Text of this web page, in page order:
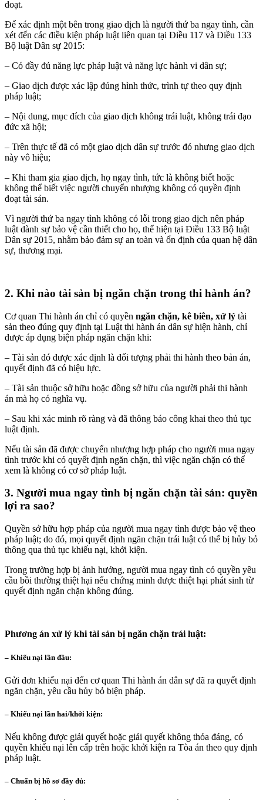
đoạt.
Để xác định một bên trong giao dịch là người thứ ba ngay tình, cần
xét đến các điều kiện pháp luật liên quan tại Điều 117 và Điều 133
Bộ luật Dân sự 2015:
– Có đầy đủ năng lực pháp luật và năng lực hành vi dân sự;
– Giao dịch được xác lập đúng hình thức, trình tự theo quy định
pháp luật;
– Nội dung, mục đích của giao dịch không trái luật, không trái đạo
đức xã hội;
– Trên thực tế đã có một giao dịch dân sự trước đó nhưng giao dịch
này vô hiệu;
– Khi tham gia giao dịch, họ ngay tình, tức là không biết hoặc
không thể biết việc người chuyển nhượng không có quyền định
đoạt tài sản.
Vì người thứ ba ngay tình không có lỗi trong giao dịch nên pháp
luật dành sự bảo vệ cần thiết cho họ, thể hiện tại Điều 133 Bộ luật
Dân sự 2015, nhằm bảo đảm sự an toàn và ổn định của quan hệ dân
sự, thương mại.
2. Khi nào tài sản bị ngăn chặn trong thi hành án?
Cơ quan Thi hành án chỉ có quyền ngăn chặn, kê biên, xử lý tài
sản theo đúng quy định tại Luật thi hành án dân sự hiện hành, chỉ
được áp dụng biện pháp ngăn chặn khi:
– Tài sản đó được xác định là đối tượng phải thi hành theo bản án,
quyết định đã có hiệu lực.
– Tài sản thuộc sở hữu hoặc đồng sở hữu của người phải thi hành
án mà họ có nghĩa vụ.
– Sau khi xác minh rõ ràng và đã thông báo công khai theo thủ tục
luật định.
Nếu tài sản đã được chuyển nhượng hợp pháp cho người mua ngay
tình trước khi có quyết định ngăn chặn, thì việc ngăn chặn có thể
xem là không có cơ sở pháp luật.
3. Người mua ngay tình bị ngăn chặn tài sản: quyền
lợi ra sao?
Quyền sở hữu hợp pháp của người mua ngay tình được bảo vệ theo
pháp luật; do đó, mọi quyết định ngăn chặn trái luật có thể bị hủy bỏ
thông qua thủ tục khiếu nại, khởi kiện.
Trong trường hợp bị ảnh hưởng, người mua ngay tình có quyền yêu
cầu bồi thường thiệt hại nếu chứng minh được thiệt hại phát sinh từ
quyết định ngăn chặn không đúng.
Phương án xử lý khi tài sản bị ngăn chặn trái luật:
– Khiếu nại lần đầu:
Gửi đơn khiếu nại đến cơ quan Thi hành án dân sự đã ra quyết định
ngăn chặn, yêu cầu hủy bỏ biện pháp.
– Khiếu nại lần hai/khởi kiện:
Nếu không được giải quyết hoặc giải quyết không thỏa đáng, có
quyền khiếu nại lên cấp trên hoặc khởi kiện ra Tòa án theo quy định
pháp luật.
– Chuẩn bị hồ sơ đầy đủ: